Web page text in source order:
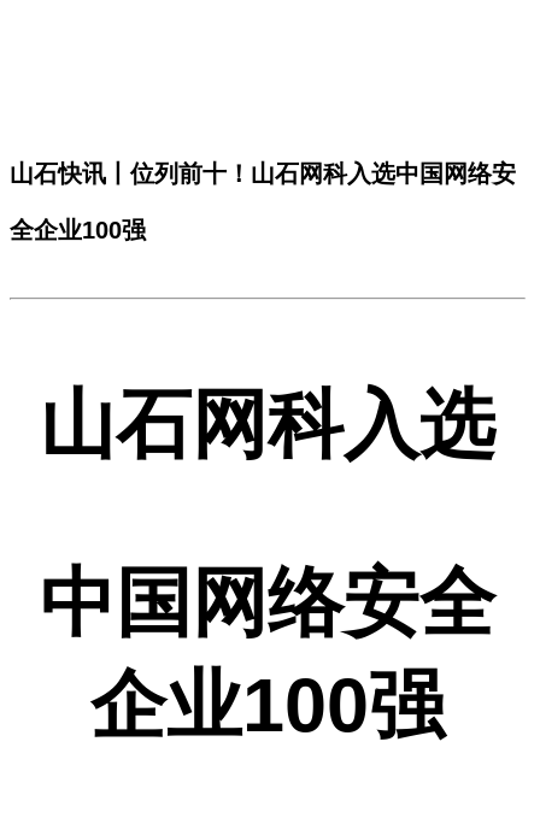
山石快讯丨位列前十！山石网科入选中国网络安
全企业100强
山石网科入选
中国网络安全
企业100强